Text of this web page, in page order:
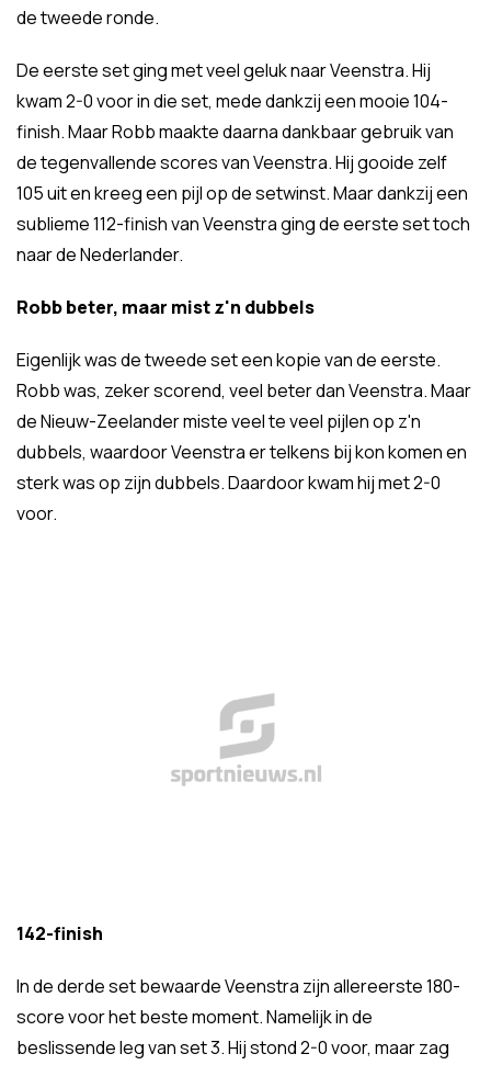
de tweede ronde.
De eerste set ging met veel geluk naar Veenstra. Hij
kwam 2-0 voor in die set, mede dankzij een mooie 104-
finish. Maar Robb maakte daarna dankbaar gebruik van
de tegenvallende scores van Veenstra. Hij gooide zelf
105 uit en kreeg een pijl op de setwinst. Maar dankzij een
sublieme 112-finish van Veenstra ging de eerste set toch
naar de Nederlander.
Robb beter, maar mist z'n dubbels
Eigenlijk was de tweede set een kopie van de eerste.
Robb was, zeker scorend, veel beter dan Veenstra. Maar
de Nieuw-Zeelander miste veel te veel pijlen op z'n
dubbels, waardoor Veenstra er telkens bij kon komen en
sterk was op zijn dubbels. Daardoor kwam hij met 2-0
voor.
142-finish
In de derde set bewaarde Veenstra zijn allereerste 180-
score voor het beste moment. Namelijk in de
beslissende leg van set 3. Hij stond 2-0 voor, maar zag